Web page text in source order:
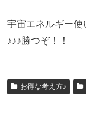
宇宙エネルギー
♪♪♪勝つぞ！！
お得な考え方♪